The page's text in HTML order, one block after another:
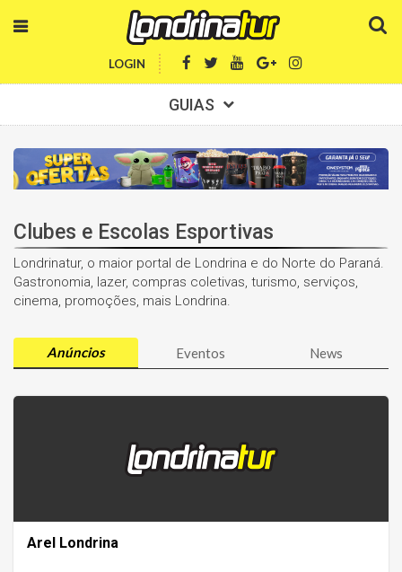
LOGIN
GUIAS
Clubes e Escolas Esportivas
Londrinatur, o maior portal de Londrina e do Norte do Paraná.
Gastronomia, lazer, compras coletivas, turismo, serviços,
cinema, promoções, mais Londrina.
Anúncios Eventos News
Arel Londrina